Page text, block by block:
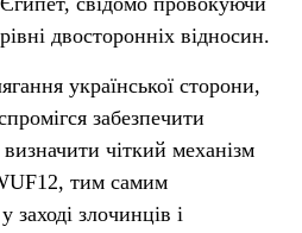
двосторонніх відносин.
української сторони,
забезпечити
чіткий механізм
тим самим
заході злочинців і